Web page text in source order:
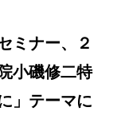
ミナー、２
小磯修二特
」テーマに